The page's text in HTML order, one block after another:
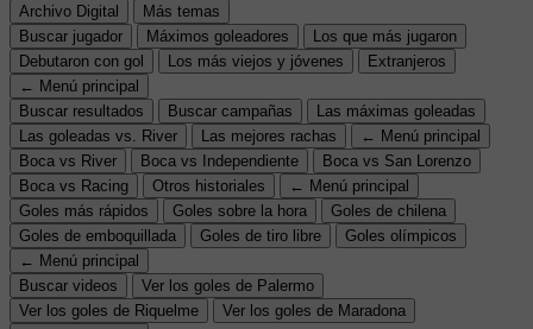
Archivo Digital
Más temas
Buscar jugador
Máximos goleadores
Los que más jugaron
Debutaron con gol
Los más viejos y jóvenes
Extranjeros
← Menú principal
Buscar resultados
Buscar campañas
Las máximas goleadas
Las goleadas vs. River
Las mejores rachas
← Menú principal
Boca vs River
Boca vs Independiente
Boca vs San Lorenzo
Boca vs Racing
Otros historiales
← Menú principal
Goles más rápidos
Goles sobre la hora
Goles de chilena
Goles de emboquillada
Goles de tiro libre
Goles olímpicos
← Menú principal
Buscar videos
Ver los goles de Palermo
Ver los goles de Riquelme
Ver los goles de Maradona